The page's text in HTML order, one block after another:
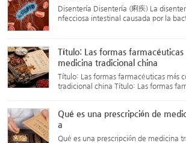
Disentería Disentería (痢疾) La
nfecciosa intestinal causada por la
Título: Las formas farmacéuticas
medicina tradicional china
Título: Las formas farmacéuticas más
tradicional china Título: Las formas
a...
Qué es una prescripción de
a
Qué es una prescripción de medicina